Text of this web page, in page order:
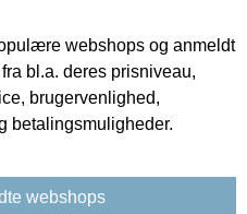
webshops og anmeldt
bl.a. deres prisniveau,
brugervenlighed,
betalingsmuligheder.
webshops